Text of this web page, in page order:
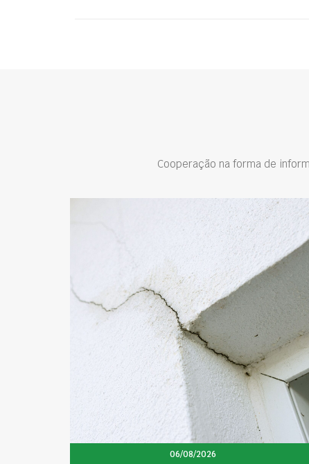
Cooperação na forma de
06/08/2026